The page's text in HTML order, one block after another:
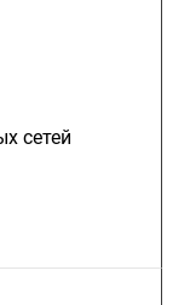
сетей